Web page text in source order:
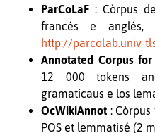
ParCoLaF : Còrpus
francés e
http://parcolab.univ-
Annotated Corpus
12 000 tokens
gramaticaus e los
OcWikiAnnot :
POS et lemmatisé (2